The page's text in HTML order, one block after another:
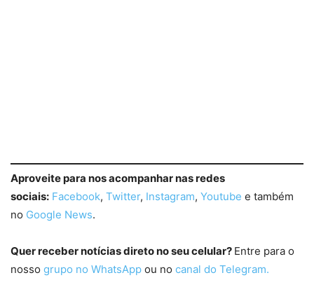
Aproveite para nos acompanhar nas redes
sociais: Facebook, Twitter, Instagram, Youtube e também
no Google News.
Quer receber notícias direto no seu celular? Entre para o
nosso grupo no WhatsApp ou no canal do Telegram.